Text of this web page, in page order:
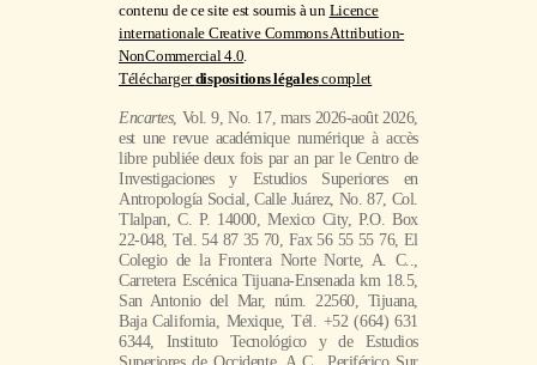
contenu de ce site est soumis à un Licence
internationale Creative Commons Attribution-
NonCommercial 4.0
Téléchargerdispositions légalescomplet
Encartes, Vol. 9, No. 17, mars 2026-août 2026,
est une revue académique numérique à accès
libre publiée deux fois par an par le Centro de
Investigaciones y Estudios Superiores en
Antropología Social, Calle Juárez, No. 87, Col.
Tlalpan, C. P. 14000, Mexico City, P.O. Box
22-048, Tel. 54 87 35 70, Fax 56 55 55 76, El
Colegio de la Frontera Norte Norte, A. C..,
Carretera Escénica Tijuana-Ensenada km 18.5,
San Antonio del Mar, núm. 22560, Tijuana,
Baja California, Mexique, Tél. +52 (664) 631
6344, Instituto Tecnológico y de Estudios
Superiores de Occidente, A.C., Periférico Sur